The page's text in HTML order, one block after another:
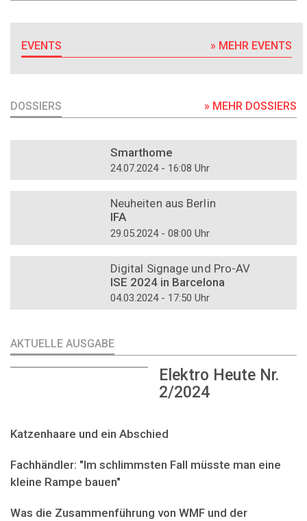
EVENTS » MEHR EVENTS
DOSSIERS » MEHR DOSSIERS
Smarthome
24.07.2024 - 16:08 Uhr
Neuheiten aus Berlin
IFA
29.05.2024 - 08:00 Uhr
Digital Signage und Pro-AV
ISE 2024 in Barcelona
04.03.2024 - 17:50 Uhr
AKTUELLE AUSGABE
Elektro Heute Nr.
2/2024
Katzenhaare und ein Abschied
Fachhändler: "Im schlimmsten Fall müsste man eine
kleine Rampe bauen"
Was die Zusammenführung von WMF und der